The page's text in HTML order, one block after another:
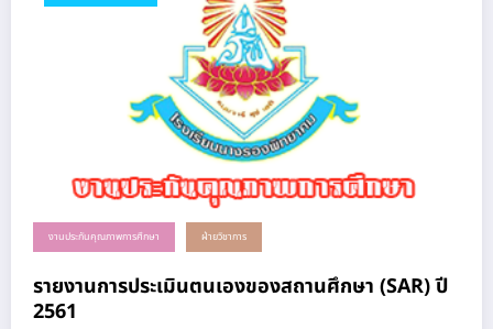
งานประกันคุณภาพการศึกษา ฝ่ายวิชาการ
รายงานการประเมินตนเองของสถานศึกษา (SAR) ปี
2561